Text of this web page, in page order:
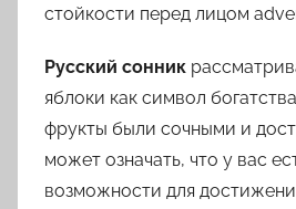
стойкости перед лицом
Русский сонник
яблоки как символ
фрукты были сочными и
может означать, что у вас
возможности для